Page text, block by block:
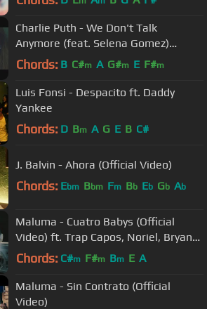
Charlie Puth - We Don't Talk
Anymore (feat. Selena Gomez)
[Official Video]
Chords: B C#m A G#m E F#m
Luis Fonsi - Despacito ft. Daddy
Yankee
Chords: D Bm A G E B C#
J. Balvin - Ahora (Official Video)
Chords: Ebm Bbm Fm Bb Eb Gb Ab
Maluma - Cuatro Babys (Official
Video) ft. Trap Capos, Noriel, Bryant
Myers, Juhn
Chords: C#m F#m Bm E A
Maluma - Sin Contrato (Official
Video)